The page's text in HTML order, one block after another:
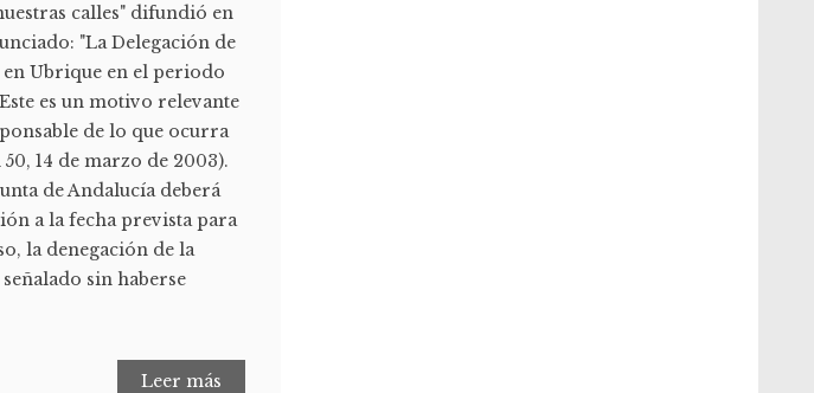
calles" difundió en
"La Delegación de
en Ubrique en el periodo
es un motivo relevante
de lo que ocurra
14 de marzo de 2003).
de Andalucía deberá
a la fecha prevista para
la denegación de la
sin haberse
Leer más